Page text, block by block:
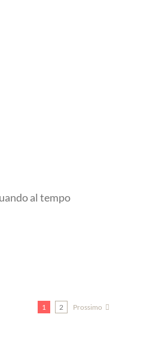
al tempo
1 2 Prossimo